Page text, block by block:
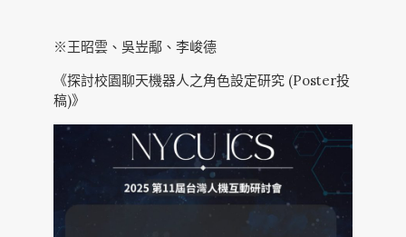
※王昭雲、吳岦鄅、李峻德
《探討校園聊天機器人之角色設定研究 (Poster投
稿)》